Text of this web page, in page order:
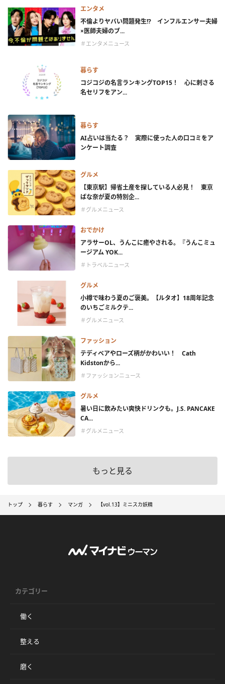
エンタメ
不倫よりヤバい問題発生!? インフルエンサー夫婦
×医師夫婦のブ...
＃エンタメニュース
暮らす
コジコジの名言ランキングTOP15！ 心に刺さる
名セリフをアン...
暮らす
AI占いは当たる？ 実際に使った人の口コミをア
ンケート調査
グルメ
【東京駅】帰省土産を探している人必見！ 東京
ばな奈が夏の特別企...
＃グルメニュース
おでかけ
アラサーOL、うんこに癒やされる。『うんこミュ
ージアム YOK...
＃トラベルニュース
グルメ
小樽で味わう夏のご褒美。【ルタオ】18周年記念
のいちごミルクテ...
＃グルメニュース
ファッション
テディベアやローズ柄がかわいい！ Cath
Kidstonから...
＃ファッションニュース
グルメ
暑い日に飲みたい爽快ドリンクも。J.S. PANCAKE
CA...
＃グルメニュース
もっと見る
トップ 暮らす マンガ 【vol.13】ミニスカ妖精
カテゴリー
働く
整える
磨く